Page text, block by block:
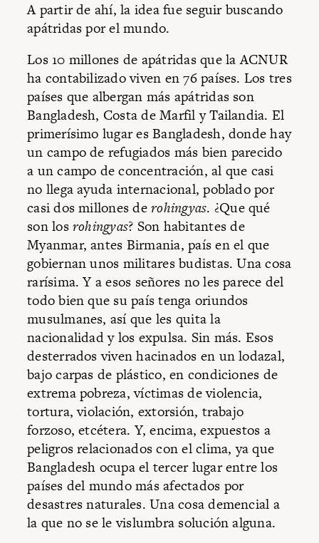
A partir de ahí, la idea fue seguir buscando
apátridas por el mundo.
Los 10 millones de apátridas que la ACNUR
ha contabilizado viven en 76 países. Los tres
países que albergan más apátridas son
Bangladesh, Costa de Marfil y Tailandia. El
primerísimo lugar es Bangladesh, donde hay
un campo de refugiados más bien parecido
a un campo de concentración, al que casi
no llega ayuda internacional, poblado por
casi dos millones derohingyas. ¿Que qué
son losrohingyas? Son habitantes de
Myanmar, antes Birmania, país en el que
gobiernan unos militares budistas. Una cosa
rarísima. Y a esos señores no les parece del
todo bien que su país tenga oriundos
musulmanes, así que les quita la
nacionalidad y los expulsa. Sin más. Esos
desterrados viven hacinados en un lodazal,
bajo carpas de plástico, en condiciones de
extrema pobreza, víctimas de violencia,
tortura, violación, extorsión, trabajo
forzoso, etcétera. Y, encima, expuestos a
peligros relacionados con el clima, ya que
Bangladesh ocupa el tercer lugar entre los
países del mundo más afectados por
desastres naturales. Una cosa demencial a
la que no se le vislumbra solución alguna.